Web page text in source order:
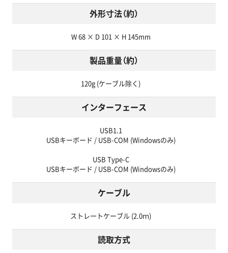
外形寸法（約）
W 68 × D 101 × H 145mm
製品重量（約）
120g (ケーブル除く)
インターフェース
USB1.1
USBキーボード / USB-COM (Windowsのみ)
USB Type-C
USBキーボード / USB-COM (Windowsのみ)
ケーブル
ストレートケーブル (2.0ｍ)
読取方式